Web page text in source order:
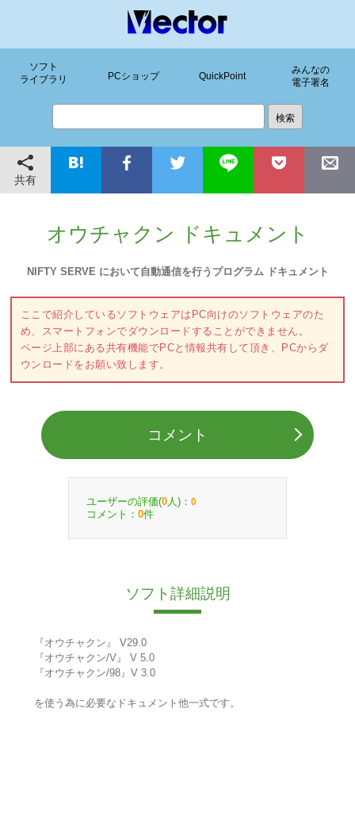
ソフト
ライブラリ
PCショップ QuickPoint
みんなの
電子署名
共有
オウチャクン ドキュメント
NIFTY SERVE において自動通信を行うプログラム ドキュメント
ここで紹介しているソフトウェアはPC向けのソフトウェアのた
め、スマートフォンでダウンロードすることができません。
ページ上部にある共有機能でPCと情報共有して頂き、PCからダ
ウンロードをお願い致します。
コメント
ユーザーの評価(0 人)： 0
コメント： 0件
ソフト詳細説明
『オウチャクン』 V29.0
『オウチャクン/V』 V 5.0
『オウチャクン/98』V 3.0
を使う為に必要なドキュメント他一式です。